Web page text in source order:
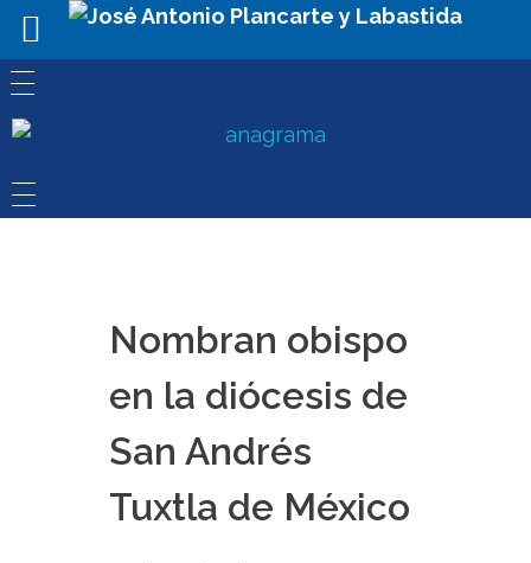
Nombran obispo
en la diócesis de
San Andrés
Tuxtla de México